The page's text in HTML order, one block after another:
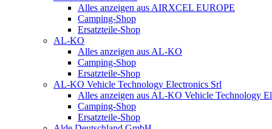
Alles anzeigen aus AIRXCEL EUROPE
Camping-Shop
Ersatzteile-Shop
AL-KO
Alles anzeigen aus AL-KO
Camping-Shop
Ersatzteile-Shop
AL-KO Vehicle Technology Electronics Srl
Alles anzeigen aus AL-KO Vehicle Technology
Camping-Shop
Ersatzteile-Shop